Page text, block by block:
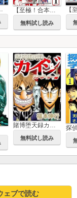
冊版） 【至極！合本シリーズ】東京大学物語
無料試し読み
賭博堕天録カイジ ワン・ポーカー編
無料試し読み
探
ェブで読む